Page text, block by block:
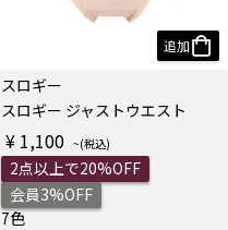
追加
スロギー
スロギー ジャストウエスト
¥ 1,100
2点以上で20%OFF
会員3%OFF
7色